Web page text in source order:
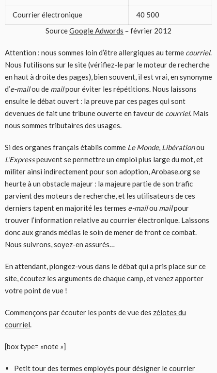
Courrier électronique
40 500
SourceGoogle Adwords – février 2012
Attention : nous sommes loin d’être allergiques au terme courriel.
Nous l’utilisons sur le site (vérifiez-le par le moteur de recherche
en haut à droite des pages), bien souvent, il est vrai, en synonyme
d’e-mailou de mailpour éviter les répétitions. Nous laissons
ensuite le débat ouvert : la preuve par ces pages qui sont
devenues de fait une tribune ouverte en faveur de courriel. Mais
nous sommes tributaires des usages.
Si des organes français établis comme Le Monde, Libérationou
L’Expresspeuvent se permettre un emploi plus large du mot, et
militer ainsi indirectement pour son adoption, Arobase.org se
heurte à un obstacle majeur : la majeure partie de son trafic
parvient des moteurs de recherche, et les utilisateurs de ces
derniers tapent en majorité les termes e-mailou mailpour
trouver l’information relative au courrier électronique. Laissons
donc aux grands médias le soin de mener de front ce combat.
Nous suivrons, soyez-en assurés…
En attendant, plongez-vous dans le débat qui a pris place sur ce
site, écoutez les arguments de chaque camp, et venez apporter
votre point de vue !
Commençons par écouter les ponts de vue des zélotes du
courriel.
[box type= »note »]
Petit tour des termes employés pour désigner le courrier